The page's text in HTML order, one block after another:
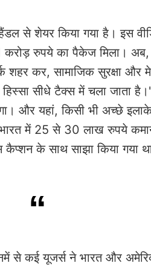
से शेयर किया गया है। इस
करोड़ रुपये का पैकेज मिला।
कर, सामाजिक सुरक्षा और
सीधे टैक्स में चला जाता
और यहां, किसी भी अच्छे
में 25 से 30 लाख रुपये कमाने
के साथ साझा किया गया
से कई यूजर्स ने भारत और